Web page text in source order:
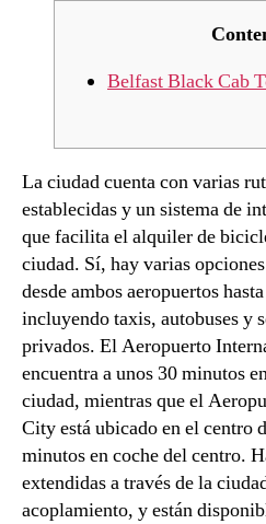
Belfast Black Cab
La ciudad cuenta con varias
establecidas y un sistema de
que facilita el alquiler de
ciudad. Sí, hay varias
desde ambos aeropuertos
incluyendo taxis, autobuses y
privados. El Aeropuerto
encuentra a unos 30 minutos
ciudad, mientras que el
City está ubicado en el centro
minutos en coche del centro.
extendidas a través de la
acoplamiento, y están